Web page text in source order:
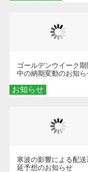
お知らせ
ゴールデンウイーク期
中の納期変動のお知ら
寒波の影響による配送
延予想のお知らせ